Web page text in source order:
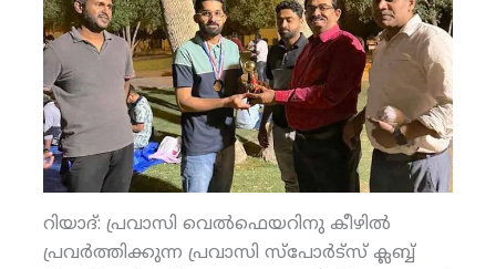
റിയാദ്: പ്രവാസി വെല്‍ഫെയറിനു കീഴില്‍
പ്രവര്‍ത്തിക്കുന്ന പ്രവാസി സ്‌പോര്‍ട്‌സ് ക്ലബ്ബ്